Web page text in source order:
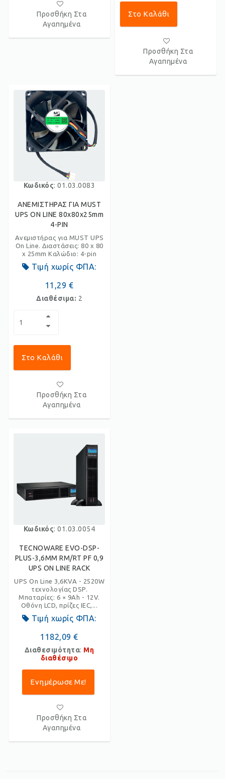
Προσθήκη Στα
Αγαπημένα
Στο Καλάθι
Προσθήκη Στα
Αγαπημένα
Κωδικός: 01.03.0083
ΑΝΕΜΙΣΤΗΡΑΣ ΓΙΑ MUST
UPS ON LINE 80x80x25mm
4-PIN
Ανεμιστήρας για MUST UPS
On Line. Διαστάσεις: 80 x 80
x 25mm Καλώδιο: 4-pin
Τιμή χωρίς ΦΠΑ:
11,29 €
Διαθέσιμα: 2
Στο Καλάθι
Προσθήκη Στα
Αγαπημένα
Κωδικός: 01.03.0054
TECNOWARE EVO-DSP-
PLUS-3,6MM RM/RT PF 0,9
UPS ON LINE RACK
UPS On Line 3,6KVA - 2520W
τεχνολογίας DSP.
Μπαταρίες: 6 × 9Ah - 12V.
Οθόνη LCD, πρίζες IEC,...
Τιμή χωρίς ΦΠΑ:
1182,09 €
Διαθεσιμότητα: Μη
διαθέσιμο
Ενημέρωσε Με!
Προσθήκη Στα
Αγαπημένα